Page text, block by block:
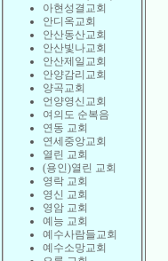
아현성결교회
안디옥교회
안산동산교회
안산빛나교회
안산제일교회
안양감리교회
양곡교회
언양영신교회
여의도 순복음
연동 교회
연세중앙교회
열린 교회
(용인)열린 교회
영락 교회
영신 교회
영암 교회
예능 교회
예수사람들교회
예수소망교회